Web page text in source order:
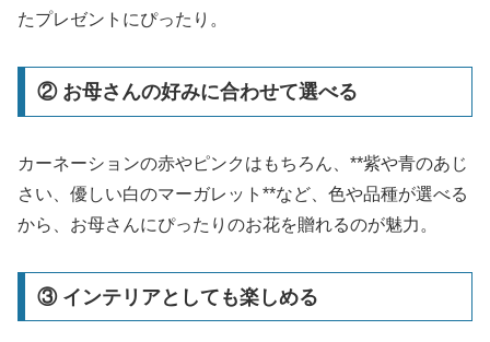
たプレゼントにぴったり。
② お母さんの好みに合わせて選べる
カーネーションの赤やピンクはもちろん、**紫や青のあじ
さい、優しい白のマーガレット**など、色や品種が選べる
から、お母さんにぴったりのお花を贈れるのが魅力。
③ インテリアとしても楽しめる